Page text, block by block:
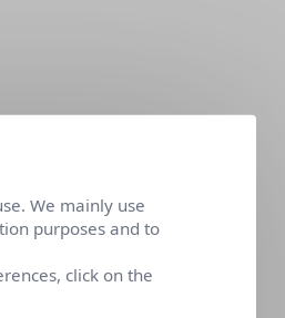
We mainly use
purposes and to
click on the